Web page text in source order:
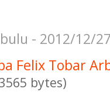
- 2012/12/
Felix Tobar
bytes)